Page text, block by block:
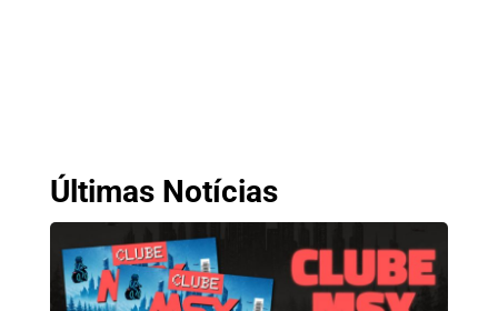
Últimas Notícias